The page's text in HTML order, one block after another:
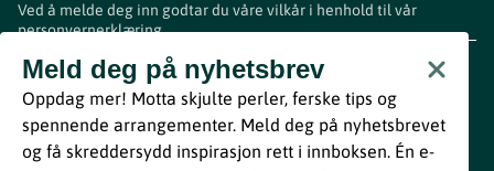
Ved å melde deg inn godtar du våre vilkår i henhold til vår
personvernerklæring.
Meld deg på nyhetsbrev
Oppdag mer! Motta skjulte perler, ferske tips og
spennende arrangementer. Meld deg på nyhetsbrevet
og få skreddersydd inspirasjon rett i innboksen. Én e-
www.visitvestfold.com
Turistinformasjon
Vestfold Fylkeskommune
ByBreakfast